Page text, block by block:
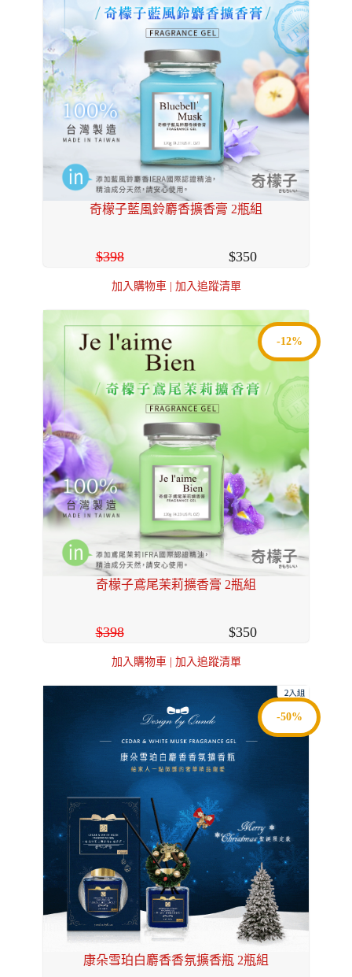
奇檬子藍風鈴麝香擴香膏 2瓶組
398 350
加入購物車 | 加入追蹤清單
-12%
奇檬子鳶尾茉莉擴香膏 2瓶組
398 350
加入購物車 | 加入追蹤清單
-50%
康朵雪珀白麝香香氛擴香瓶 2瓶組